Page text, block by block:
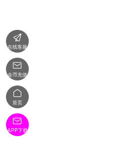

在线客服

金币充值

首页

APP下载